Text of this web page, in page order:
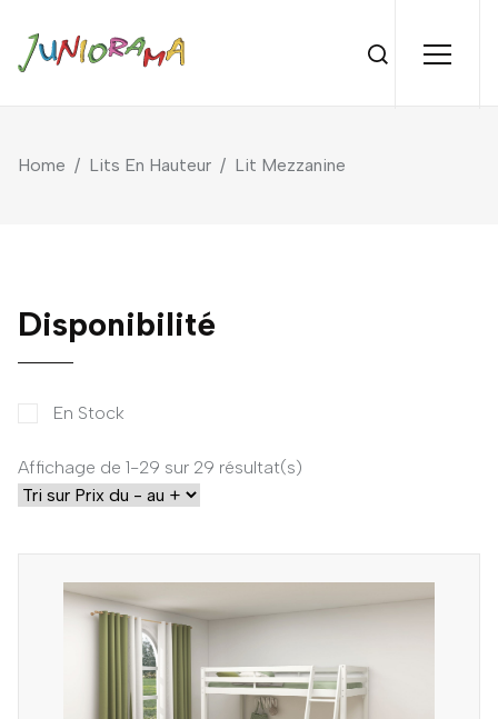
Home / Lits En Hauteur / Lit Mezzanine
Disponibilité
En Stock
Affichage de 1-29 sur 29 résultat(s)